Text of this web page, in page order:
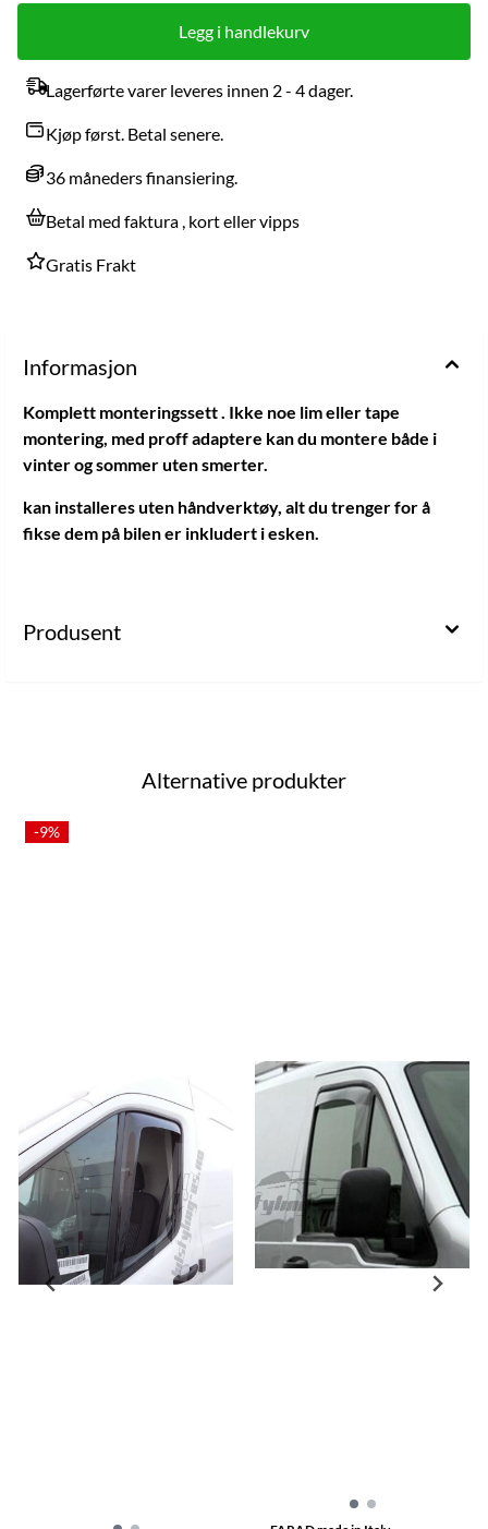
Legg i handlekurv
Lagerførte varer leveres innen 2 - 4 dager.
Kjøp først. Betal senere.
36 måneders finansiering.
Betal med faktura , kort eller vipps
Gratis Frakt
Informasjon
Komplett monteringssett . Ikke noe lim eller tape
montering, med proff adaptere kan du montere både i
vinter og sommer uten smerter.
kan installeres uten håndverktøy, alt du trenger for å
fikse dem på bilen er inkludert i esken.
Produsent
Alternative produkter
-9%